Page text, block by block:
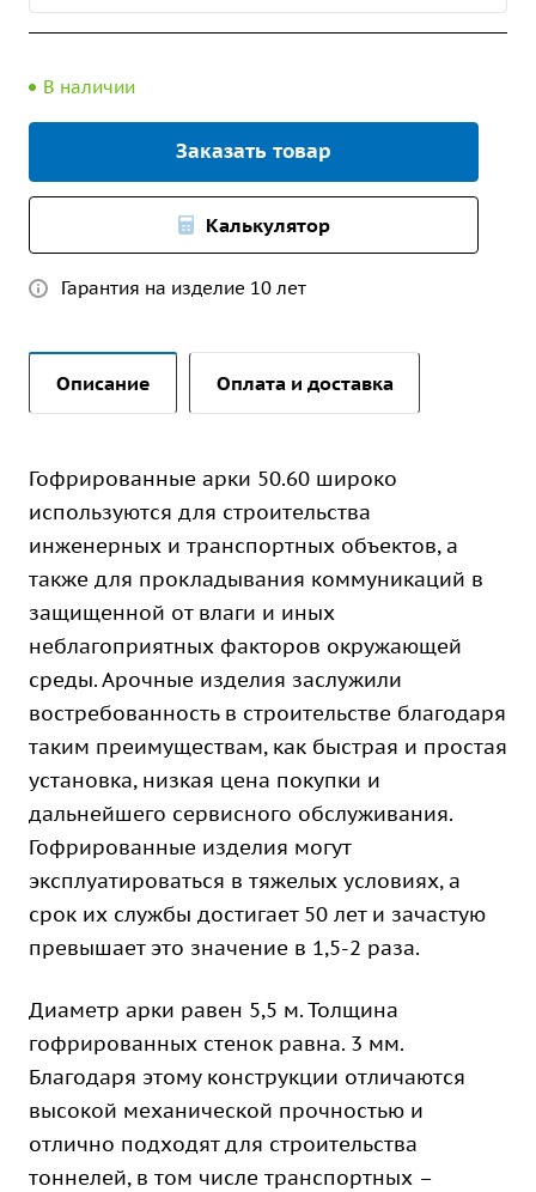
В наличии
Заказать товар
Калькулятор
Гарантия на изделие 10 лет
Описание Оплата и доставка
Гофрированные арки 50.60 широко
используются для строительства
инженерных и транспортных объектов, а
также для прокладывания коммуникаций в
защищенной от влаги и иных
неблагоприятных факторов окружающей
среды. Арочные изделия заслужили
востребованность в строительстве благодаря
таким преимуществам, как быстрая и простая
установка, низкая цена покупки и
дальнейшего сервисного обслуживания.
Гофрированные изделия могут
эксплуатироваться в тяжелых условиях, а
срок их службы достигает 50 лет и зачастую
превышает это значение в 1,5-2 раза.
Диаметр арки равен 5,5 м. Толщина
гофрированных стенок равна. 3 мм.
Благодаря этому конструкции отличаются
высокой механической прочностью и
отлично подходят для строительства
тоннелей, в том числе транспортных –